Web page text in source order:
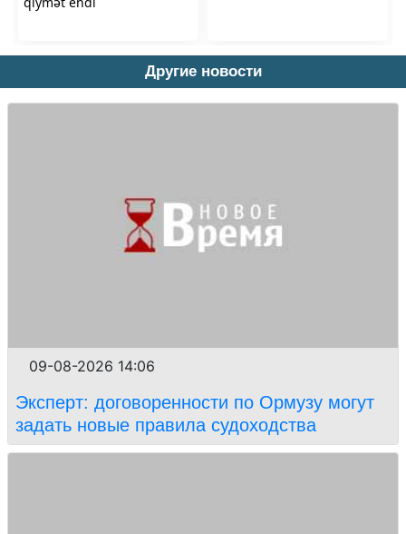
Другие новости
09-08-2026 14:06
Эксперт: договоренности по Ормузу могут
задать новые правила судоходства